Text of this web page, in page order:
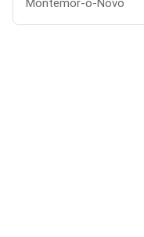
Montemor-o-Novo